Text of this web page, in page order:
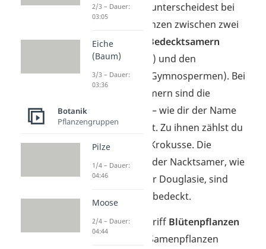
mit Samen. Du unterscheidest bei
den Samenpflanzen zwischen zwei
Gruppen: den
Bedecktsamern
(Angiospermen) und den
Nacktsamern
(Gymnospermen). Bei
den Bedecktsamern sind die
Samenanlagen – wie dir der Name
verrät – bedeckt. Zu ihnen zählst du
beispielsweise Krokusse. Die
Samenanlagen der Nacktsamer, wie
zum Beispiel der Douglasie, sind
hingegen nicht bedeckt.
Merke:Der Begriff Blütenpflanzen
wird meist für Samenpflanzen
2/3 – Dauer:
03:05
Eiche
(Baum)
3/3 – Dauer:
03:36
Botanik
Pflanzengruppen
Pilze
1/4 – Dauer:
04:46
Moose
2/4 – Dauer:
04:44